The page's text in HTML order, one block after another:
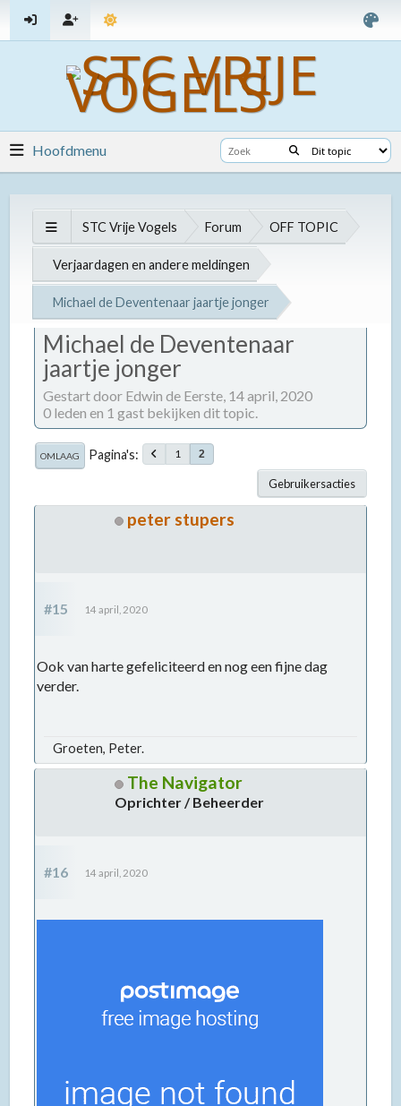
Hoofdmenu
STC Vrije Vogels Forum OFF TOPIC
Verjaardagen en andere meldingen
Michael de Deventenaar jaartje jonger
Michael de Deventenaar
jaartje jonger
Gestart door Edwin de Eerste, 14 april, 2020
0 leden en 1 gast bekijken dit topic.
OMLAAG Pagina's 1 2
Gebruikersacties
peter stupers
#15 14 april, 2020
Ook van harte gefeliciteerd en nog een fijne dag
verder.
Groeten, Peter.
The Navigator
Oprichter / Beheerder
#16 14 april, 2020